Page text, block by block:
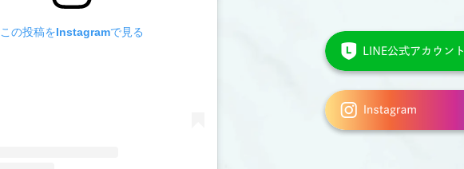
この投稿をInstagramで見る
は
こ
ら
か
ン
ス